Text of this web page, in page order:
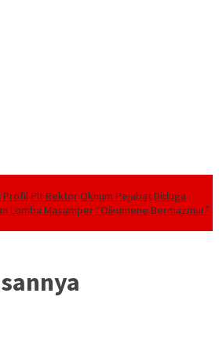
Profil Plt RektorOknum Pejabat Diduga
Lomba Masamper “Oikumene Bermazmur”